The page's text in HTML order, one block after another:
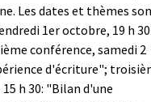
Les dates et thèmes
1er octobre, 19 h 30
conférence, samedi 2
d'écriture";
h 30: "Bilan d'une